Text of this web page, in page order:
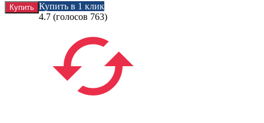
Купить в 1 клик
4.7 (голосов 763)